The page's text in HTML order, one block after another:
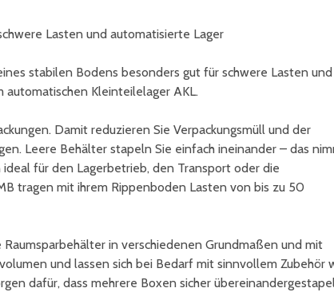
Lasten und automatisierte Lager
stabilen Bodens besonders gut für schwere Lasten und
Kleinteilelager AKL.
Damit reduzieren Sie Verpackungsmüll und der
Leere Behälter stapeln Sie einfach ineinander – das
für den Lagerbetrieb, den Transport oder die
tragen mit ihrem Rippenboden Lasten von bis zu 50
in verschiedenen Grundmaßen und mit
und lassen sich bei Bedarf mit sinnvollem Zubehör
dafür, dass mehrere Boxen sicher